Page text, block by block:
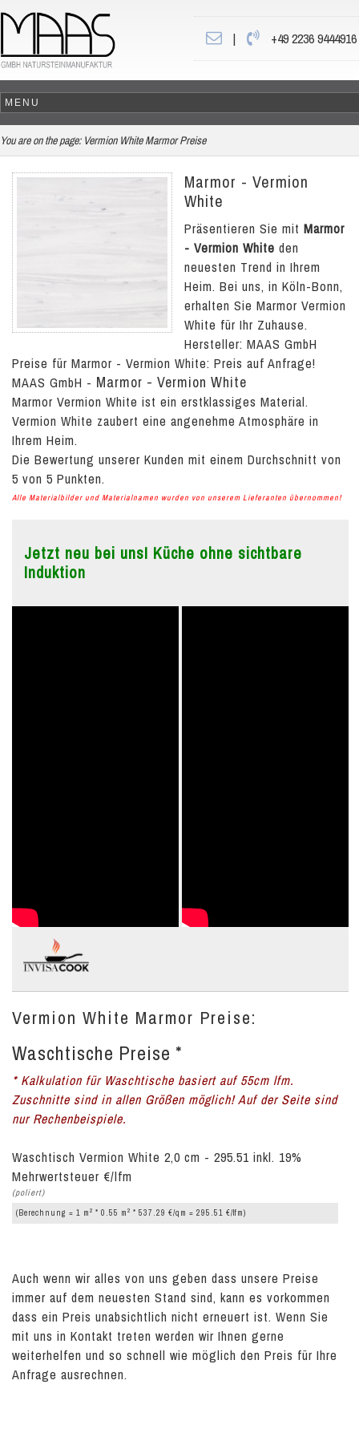
| +49 2236 9444916
You are on the page: Vermion White Marmor Preise
Marmor - Vermion
White
Präsentieren Sie mit Marmor
- Vermion White den
neuesten Trend in Ihrem
Heim. Bei uns, in Köln-Bonn,
erhalten Sie Marmor Vermion
White für Ihr Zuhause.
Hersteller: MAAS GmbH
Preise für Marmor - Vermion White: Preis auf Anfrage!
MAAS GmbH - Marmor - Vermion White
Marmor Vermion White ist ein erstklassiges Material.
Vermion White zaubert eine angenehme Atmosphäre in
Ihrem Heim.
Die Bewertung unserer Kunden mit einem Durchschnitt von
5 von 5 Punkten.
Alle Materialbilder und Materialnamen wurden von unserem Lieferanten übernommen!
Jetzt neu bei uns! Küche ohne sichtbare
Induktion
Vermion White Marmor Preise:
Waschtische Preise *
* Kalkulation für Waschtische basiert auf 55cm lfm.
Zuschnitte sind in allen Größen möglich! Auf der Seite sind
nur Rechenbeispiele.
Waschtisch Vermion White 2,0 cm - 295.51 inkl. 19%
Mehrwertsteuer €/lfm
(poliert)
(Berechnung = 1 m 2 * 0.55 m 2 * 537.29 €/qm = 295.51 €/lfm)
Auch wenn wir alles von uns geben dass unsere Preise
immer auf dem neuesten Stand sind, kann es vorkommen
dass ein Preis unabsichtlich nicht erneuert ist. Wenn Sie
mit uns in Kontakt treten werden wir Ihnen gerne
weiterhelfen und so schnell wie möglich den Preis für Ihre
Anfrage ausrechnen.